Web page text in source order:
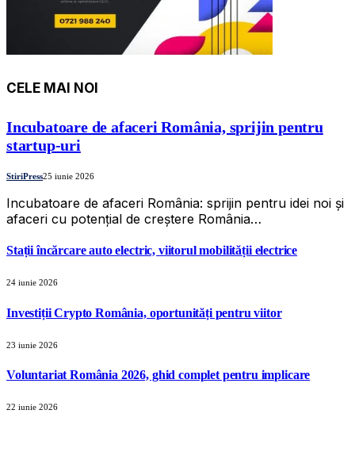
CELE MAI NOI
Incubatoare de afaceri România, sprijin pentru
startup-uri
StiriPress25 iunie 2026
Incubatoare de afaceri România: sprijin pentru idei noi și
afaceri cu potențial de creștere România…
Stații încărcare auto electric, viitorul mobilității electrice
24 iunie 2026
Investiții Crypto România, oportunități pentru viitor
23 iunie 2026
Voluntariat România 2026, ghid complet pentru implicare
22 iunie 2026